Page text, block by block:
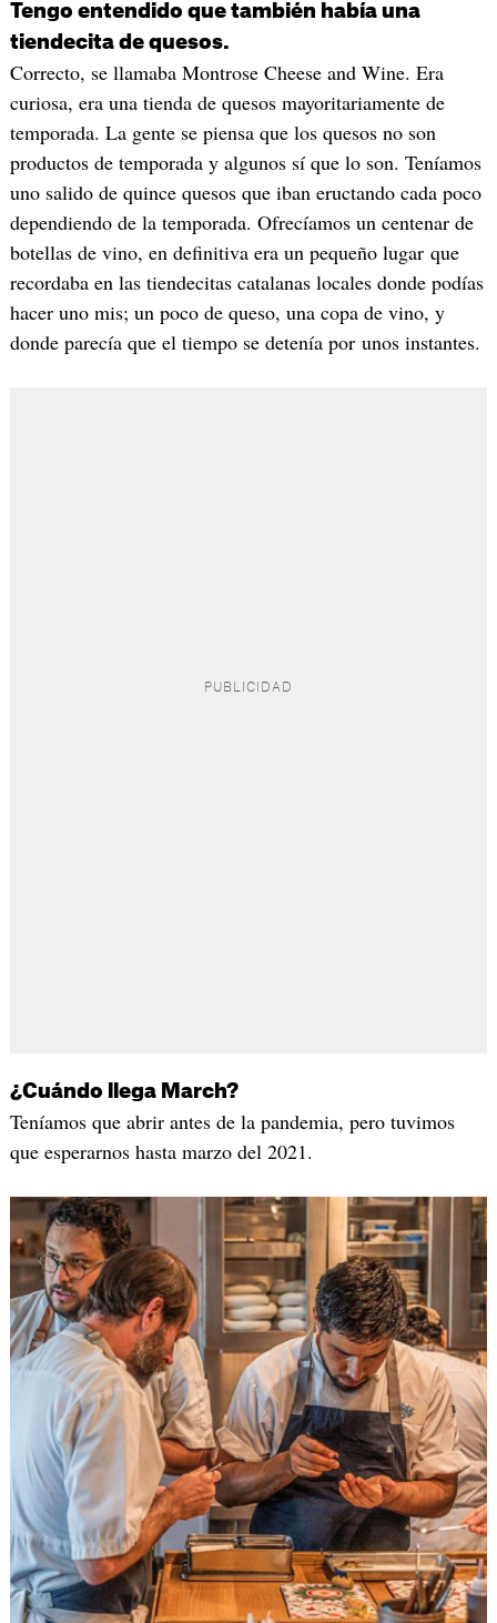
Tengo entendido que también había una
tiendecita de quesos.
Correcto, se llamaba Montrose Cheese and Wine. Era
curiosa, era una tienda de quesos mayoritariamente de
temporada. La gente se piensa que los quesos no son
productos de temporada y algunos sí que lo son. Teníamos
uno salido de quince quesos que iban eructando cada poco
dependiendo de la temporada. Ofrecíamos un centenar de
botellas de vino, en definitiva era un pequeño lugar que
recordaba en las tiendecitas catalanas locales donde podías
hacer uno mis; un poco de queso, una copa de vino, y
donde parecía que el tiempo se detenía por unos instantes.
¿Cuándo llega March?
Teníamos que abrir antes de la pandemia, pero tuvimos
que esperarnos hasta marzo del 2021.